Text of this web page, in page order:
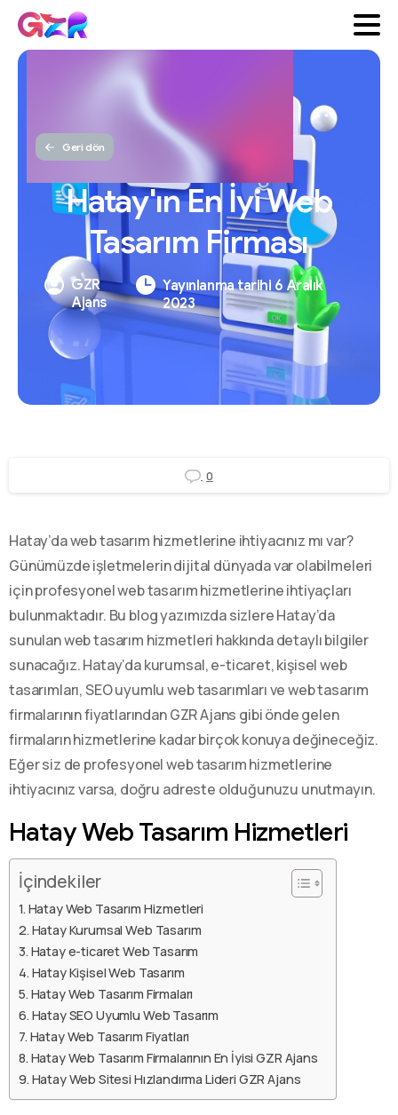
Geri dön
Hatay'ınEn İyiWeb
Tasarım Firması
GZR
Ajans
Yayınlanma tarihi 6 Aralık
2023
0
Hatay’da web tasarım hizmetlerine ihtiyacınız mı var?
Günümüzde işletmelerin dijital dünyada var olabilmeleri
için profesyonel web tasarım hizmetlerine ihtiyaçları
bulunmaktadır. Bu blog yazımızda sizlere Hatay’da
sunulan web tasarım hizmetleri hakkında detaylı bilgiler
sunacağız. Hatay’da kurumsal, e-ticaret, kişisel web
tasarımları, SEO uyumlu web tasarımları ve web tasarım
firmalarının fiyatlarından GZR Ajans gibi önde gelen
firmaların hizmetlerine kadar birçok konuya değineceğiz.
Eğer siz de profesyonel web tasarım hizmetlerine
ihtiyacınız varsa, doğru adreste olduğunuzu unutmayın.
Hatay Web Tasarım Hizmetleri
İçindekiler
Hatay Web Tasarım Hizmetleri
Hatay Kurumsal Web Tasarım
Hatay e-ticaret Web Tasarım
Hatay Kişisel Web Tasarım
Hatay Web Tasarım Firmaları
Hatay SEO Uyumlu Web Tasarım
Hatay Web Tasarım Fiyatları
Hatay Web Tasarım Firmalarının En İyisi GZR Ajans
Hatay Web Sitesi Hızlandırma Lideri GZR Ajans